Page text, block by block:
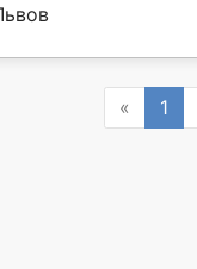
« 1